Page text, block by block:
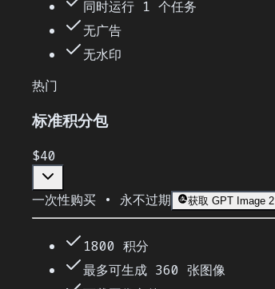
同时运行 1 个任务
无广告
无水印
热门
标准积分包
$40
一次性购买 • 永不过期 获取 GPT Image 2
1800 积分
最多可生成 360 张图像